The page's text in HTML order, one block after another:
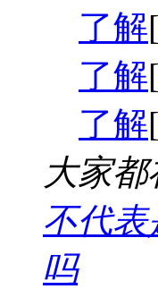
了解
了解
了解
大家都
不代表
吗